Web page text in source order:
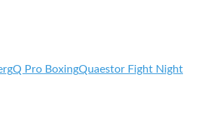
Q Pro BoxingQuaestor Fight Night